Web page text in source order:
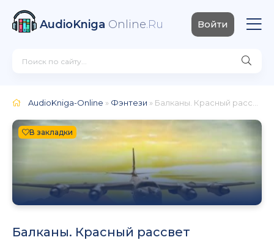
AudioKniga Online.Ru Войти
AudioKniga-Online » Фэнтези » Балканы. Красный рассвет
В закладки
Балканы. Красный рассвет